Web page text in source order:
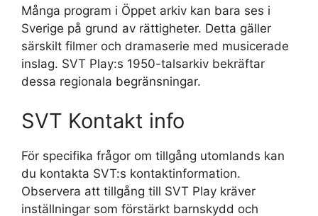
Många program i Öppet arkiv kan bara ses i
Sverige på grund av rättigheter. Detta gäller
särskilt filmer och dramaserie med musicerade
inslag. SVT Play:s 1950-talsarkiv bekräftar
dessa regionala begränsningar.
SVT Kontakt info
För specifika frågor om tillgång utomlands kan
du kontakta SVT:s kontaktinformation.
Observera att tillgång till SVT Play kräver
inställningar som förstärkt barnskydd och